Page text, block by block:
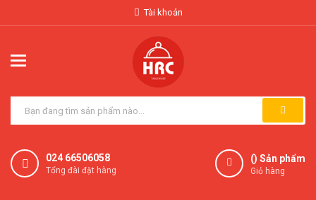
Tài khoản
024 66506058
Tổng đài đặt hàng
() Sản phẩm
Giỏ hàng